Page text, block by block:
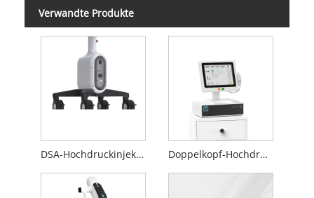
Verwandte Produkte
DSA-Hochdruckinjektor Doppelkopf-Hochdruckinjektor